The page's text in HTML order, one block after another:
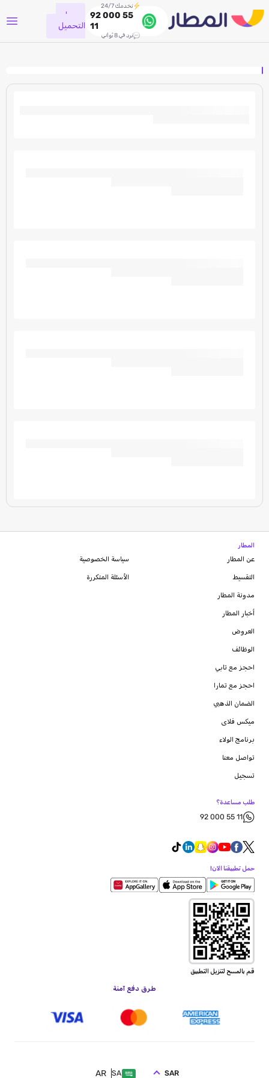
نخدمك 24/7
92 000 55
11
نرد في 8 ثواني
جاري
التحميل
المطار
عن المطار
التقسيط
مدونة المطار
أخبار المطار
العروض
الوظائف
احجز مع تابي
احجز مع تمارا
الضمان الذهبي
ميكس فلاى
برنامج الولاء
سياسة الخصوصية
الأسئلة المتكررة
تواصل معنا
تسجيل
طلب مساعدة؟
92 000 55 11
حمل تطبيقنا الآن!
قم بالمسح لتنزيل التطبيق
طرق دفع آمنة
SA
AR SAR